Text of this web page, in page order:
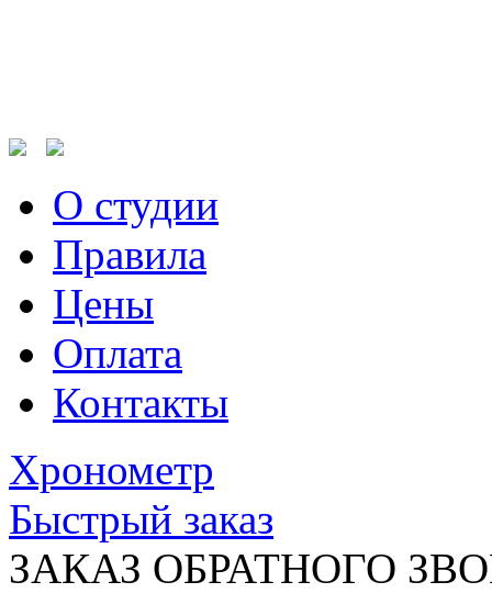
О студии
Правила
Цены
Оплата
Контакты
Хронометр
Быстрый заказ
ЗАКАЗ ОБРАТНОГО